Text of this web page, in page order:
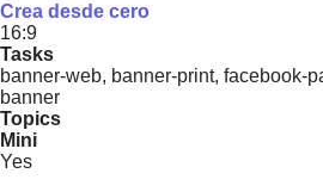
Crea desde cero
16:9
Tasks
banner-web, banner-print, facebook-
banner
Topics
Mini
Yes